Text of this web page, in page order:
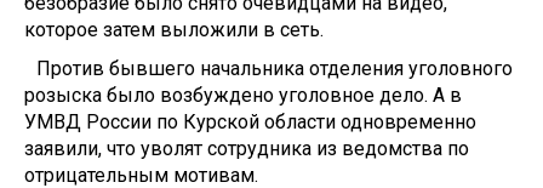
которое затем выложили в сеть.
Против бывшего начальника отделения уголовного
розыска было возбуждено уголовное дело. А в
УМВД России по Курской области одновременно
заявили, что уволят сотрудника из ведомства по
отрицательным мотивам.